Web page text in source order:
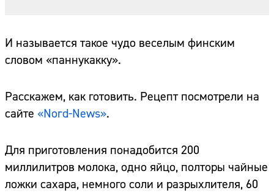
И называется такое чудо веселым финским
словом «паннукакку».
Расскажем, как готовить. Рецепт посмотрели на
сайте «Nord-News».
Для приготовления понадобится 200
миллилитров молока, одно яйцо, полторы чайные
ложки сахара, немного соли и разрыхлителя, 60